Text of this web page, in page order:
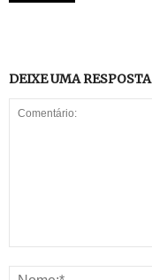
DEIXE UMA RESPOSTA